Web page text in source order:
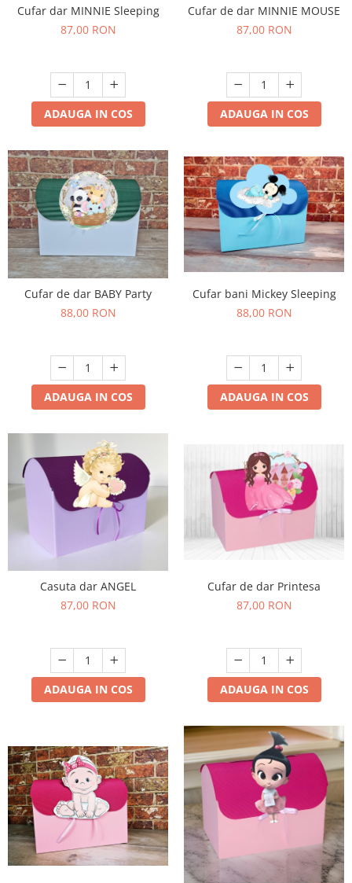
Cufar dar MINNIE Sleeping
87,00 RON
ADAUGA IN COS
Cufar de dar MINNIE MOUSE
87,00 RON
ADAUGA IN COS
Cufar de dar BABY Party
88,00 RON
ADAUGA IN COS
Cufar bani Mickey Sleeping
88,00 RON
ADAUGA IN COS
Casuta dar ANGEL
87,00 RON
ADAUGA IN COS
Cufar de dar Printesa
87,00 RON
ADAUGA IN COS